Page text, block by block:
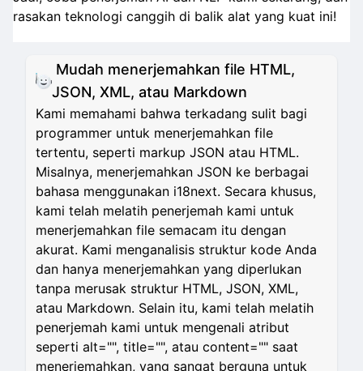
rasakan teknologi canggih di balik alat yang kuat ini!
Mudah menerjemahkan file HTML,
JSON, XML, atau Markdown
Kami memahami bahwa terkadang sulit bagi
programmer untuk menerjemahkan file
tertentu, seperti markup JSON atau HTML.
Misalnya, menerjemahkan JSON ke berbagai
bahasa menggunakan i18next. Secara khusus,
kami telah melatih penerjemah kami untuk
menerjemahkan file semacam itu dengan
akurat. Kami menganalisis struktur kode Anda
dan hanya menerjemahkan yang diperlukan
tanpa merusak struktur HTML, JSON, XML,
atau Markdown. Selain itu, kami telah melatih
penerjemah kami untuk mengenali atribut
seperti alt="", title="", atau content="" saat
menerjemahkan, yang sangat berguna untuk